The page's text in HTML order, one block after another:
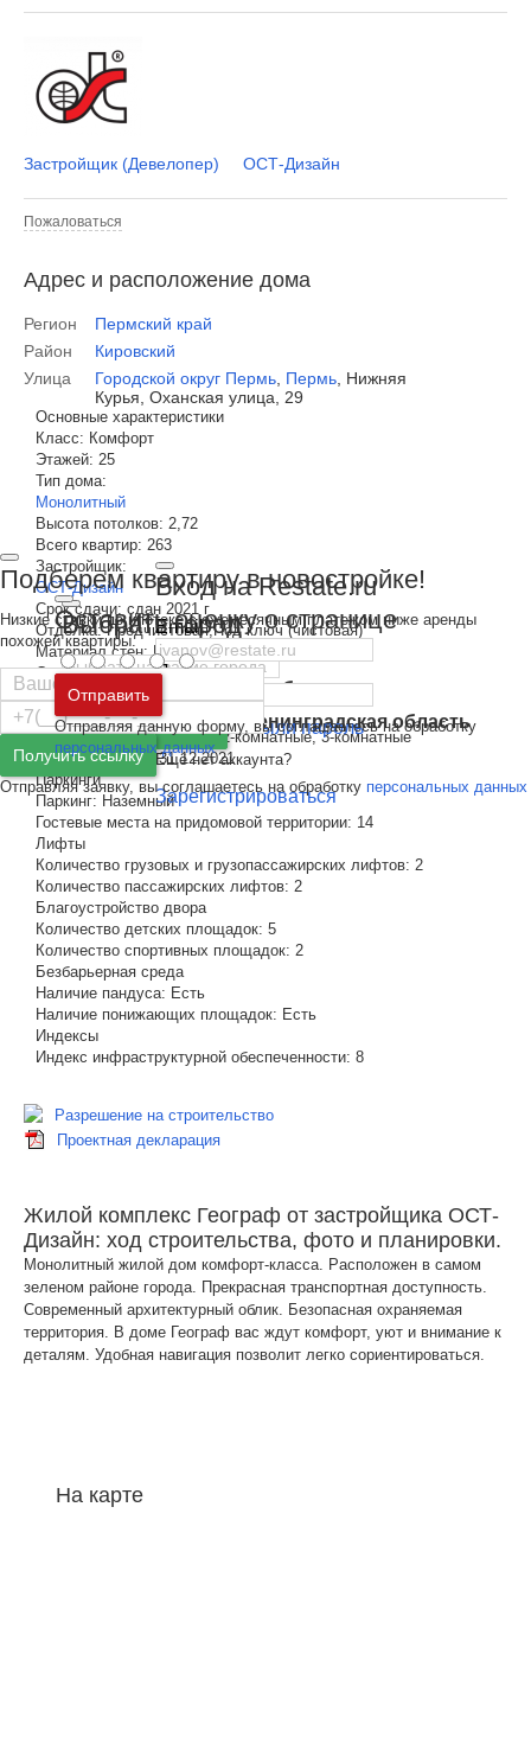
Выбрать город
Москва и
Московская область
Санкт-Петербург иЛенинградская область
Вход на Restate.ru
Email
Пароль
Войти Забыли пароль
Ещё нет аккаунта?
Зарегистрироваться
Застройщик (Девелопер) ОСТ-Дизайн
Пожаловаться
Адрес и расположение дома
Регион
Пермский край
Район
Кировский
Улица
Городской округ Пермь Пермь Нижняя
Курья, Оханская улица, 29
Основные характеристики
Класс: Комфорт
Этажей: 25
Тип дома:
Монолитный
Высота потолков: 2,72
Всего квартир: 263
Застройщик:
ОСТ-Дизайн
Срок сдачи: сдан 2021 г
Отделка: Предчистовая,Под ключ (чистовая)
Материал стен: Монолит-кирпич
Свободная планировка: Нет
Класс энергоэффективности здания:
Жилая площадь: 29,4 - 62,4 м²
В продаже: 1-комнатные, 2-комнатные, 3-комнатные
Выдача ключей: 31.12.2021
Паркинги
Паркинг: Наземный
Гостевые места на придомовой территории: 14
Лифты
Количество грузовых и грузопассажирских лифтов: 2
Количество пассажирских лифтов: 2
Благоустройство двора
Количество детских площадок: 5
Количество спортивных площадок: 2
Безбарьерная среда
Наличие пандуса: Есть
Наличие понижающих площадок: Есть
Индексы
Индекс инфраструктурной обеспеченности: 8
Разрешение на строительство
Проектная декларация
Жилой комплекс Географ от застройщика ОСТ-
Дизайн: ход строительства, фото и планировки.
Монолитный жилой дом комфорт-класса. Расположен в самом
зеленом районе города. Прекрасная транспортная доступность.
Современный архитектурный облик. Безопасная охраняемая
территория. В доме Географ вас ждут комфорт, уют и внимание к
деталям. Удобная навигация позволит легко сориентироваться.
На карте
Подберем квартиру в новостройке!
Низкие ставки по ипотеке с ежемесячным платежом ниже аренды
похожей квартиры.
Получить ссылку
Отправляя заявку, вы соглашаетесь на обработку персональных данных
Оставить оценку о странице
Отправить
Отправляя данную форму, вы соглашаетесь на обработку
персональных данных